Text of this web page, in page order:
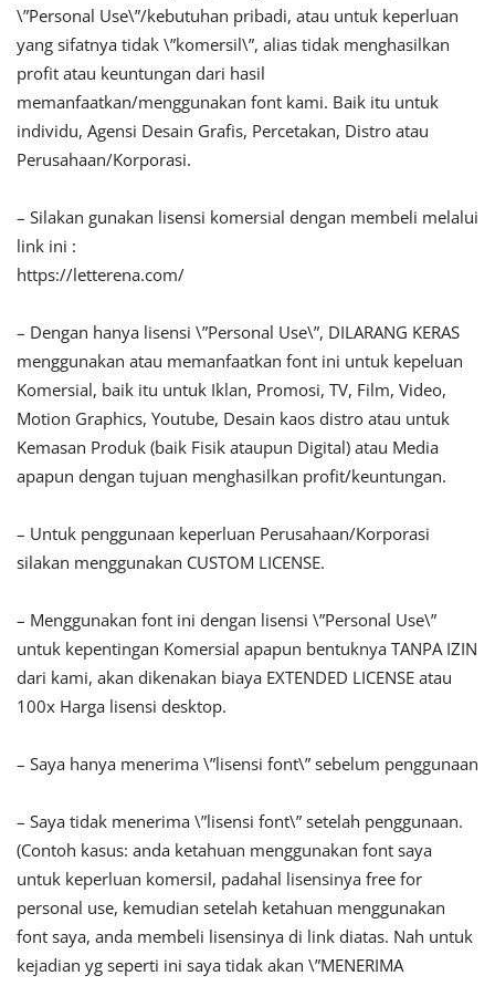
\”Personal Use\”/kebutuhan pribadi, atau untuk keperluan
yang sifatnya tidak \”komersil\”, alias tidak menghasilkan
profit atau keuntungan dari hasil
memanfaatkan/menggunakan font kami. Baik itu untuk
individu, Agensi Desain Grafis, Percetakan, Distro atau
Perusahaan/Korporasi.
– Silakan gunakan lisensi komersial dengan membeli melalui
link ini :
https://letterena.com/
– Dengan hanya lisensi \”Personal Use\”, DILARANG KERAS
menggunakan atau memanfaatkan font ini untuk kepeluan
Komersial, baik itu untuk Iklan, Promosi, TV, Film, Video,
Motion Graphics, Youtube, Desain kaos distro atau untuk
Kemasan Produk (baik Fisik ataupun Digital) atau Media
apapun dengan tujuan menghasilkan profit/keuntungan.
– Untuk penggunaan keperluan Perusahaan/Korporasi
silakan menggunakan CUSTOM LICENSE.
– Menggunakan font ini dengan lisensi \”Personal Use\”
untuk kepentingan Komersial apapun bentuknya TANPA IZIN
dari kami, akan dikenakan biaya EXTENDED LICENSE atau
100x Harga lisensi desktop.
– Saya hanya menerima \”lisensi font\” sebelum penggunaan
– Saya tidak menerima \”lisensi font\” setelah penggunaan.
(Contoh kasus: anda ketahuan menggunakan font saya
untuk keperluan komersil, padahal lisensinya free for
personal use, kemudian setelah ketahuan menggunakan
font saya, anda membeli lisensinya di link diatas. Nah untuk
kejadian yg seperti ini saya tidak akan \”MENERIMA